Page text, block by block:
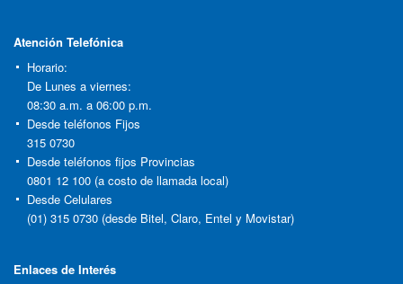
Atención Telefónica
Horario:
De Lunes a viernes:
08:30 a.m. a 06:00 p.m.
Desde teléfonos Fijos
315 0730
Desde teléfonos fijos Provincias
0801 12 100 (a costo de llamada local)
Desde Celulares
(01) 315 0730 (desde Bitel, Claro, Entel y Movistar)
Enlaces de Interés